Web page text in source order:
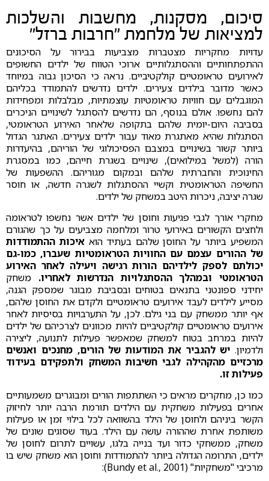
סיכום, מסקנות, מחשבות והשלכות
למציאות של מלחמת "חרבות ברזל"
עדויות מחקריות מצטברות מצביעות בבירור על הסיכונים
ההתפתחותיים וההסתגלותיים ארוכי הטווח של ילדים החשופים
לאירועים טראומטיים קולקטיביים. נראה כי הסיכון גבוה במיוחד
כאשר מדובר בילדים צעירים. ילדים נדרשים להתמודד בכליהם
המוגבלים עם חוויות טראומטיות עוצמתיות, מבלבלות ומפחידות
להם נחשפו. אולם בנוסף, הם נדרשים להסתגל לשינויים הניכרים
בסביבה היום-יומית שלהם בתקופה שלאחר האירוע הטראומטי,
הסתגלות שהיא מאתגרת מאוד עבור ילדים צעירים. האתגר הגדול
ביותר קשור בשינויים במצבם הפסיכולוגי של הוריהם, בהיעדרות
הורה (למשל במילואים), שינויים בשגרת חייהם, כמו במסגרת
החינוכית והחברתית שלהם ובמקום מגוריהם. ההשפעות של
החשיפה הטראומטית וקשיי ההסתגלות לשגרה חדשה, או חוסר
שגרה יציבה, ניכרות היטב במשחק של ילדים.
מחקרי אורך לגבי פגיעות וחוסן של ילדים אשר נחשפו לטראומה
ולחצים הקשורים באירועי טרור ומלחמה מצביעים על כך שהגורם
המשפיע ביותר על החוסן שלהם בעתיד הואאיכות ההתמודדות
של ההורים עצמם עם החוויות הטראומטיות שעברו, כמו-גם
יכולתם לספק לילדיהם הורות רגישה ויעילה לאחר האירוע
הטראומטי ובמהלך ההסתגלויות הנדרשות לאחריו. משחק
יחידני ספונטני בתנאים בטוחים ובסביבת מבוגר שמספק הגנה,
מסייע לילדים לעבד אירועים טראומטיים ולקדם את החוסן שלהם,
אף יותר ממשחק עם בני גילם. לכן, על התערבויות בסיסיות לאחר
אירועים טראומטיים קולקטיביים להיות מכוונים לצרכיהם של ילדים
להיות במרחב בטוח למשחק שמאפשר פעילות לתנועה, ליצירה
ולדמיון. יש להגביר את המודעות של הורים, מחנכים ואנשים
מרכזיים מהקהילה לגבי חשיבות המשחק ולתפקידם בעידוד
פעילות זו.
כמו כן, מחקרים מראים כי השתתפות הורים ומבוגרים משמעותיים
אחרים בפעילות משחקית עם הילדים תורמת הרבה יותר לחיזוק
הקשר ביניהם ולחוסן של הילד בהשוואה לכל בילוי זמן או פעילות
משותפת אחרת שההורה עושה עם הילד. בעוד שסוגים שונים של
משחק, ממשחקי כדור ועד בנייה בלגו, עשויים לתרום לחוסן של
ילדים, התרומה הגדולה ביותר להתמודדות וחוסן הוא משחק שיש בו
מרכיבי "משחקיות" (Bundy et al., 2001):